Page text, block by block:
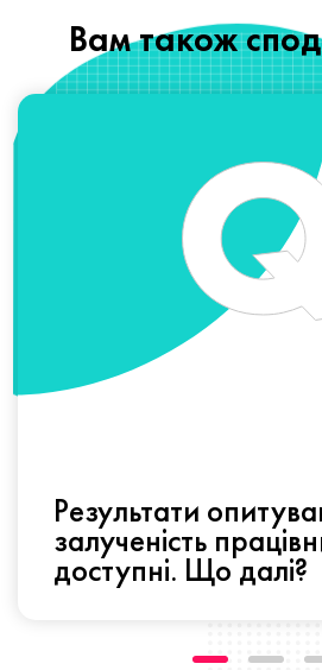
Вам також
Результати
залученість
доступні. Що далі?